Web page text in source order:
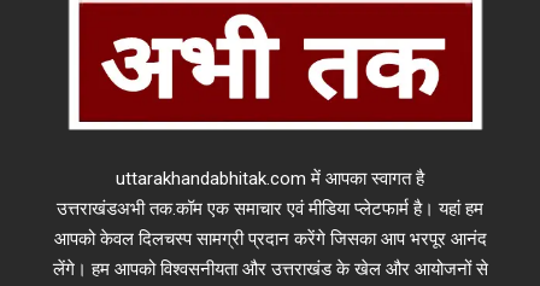
uttarakhandabhitak.com में आपका स्वागत है
उत्तराखंडअभी तक.कॉम एक समाचार एवं मीडिया प्लेटफार्म है। यहां हम
आपको केवल दिलचस्प सामग्री प्रदान करेंगे जिसका आप भरपूर आनंद
लेंगे। हम आपको विश्वसनीयता और उत्तराखंड के खेल और आयोजनों से